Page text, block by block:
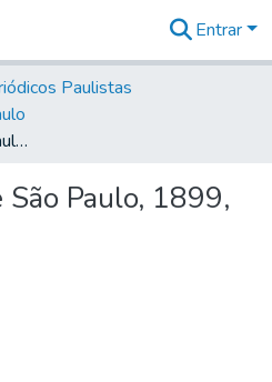
na
Entrar
Paulistas
O Commercio de São Paulo, 1899, Ano VII, n. 1842
Paulo, 1899,